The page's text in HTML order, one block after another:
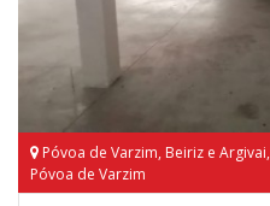
Póvoa de Varzim, Beiriz e Argivai,
Póvoa de Varzim